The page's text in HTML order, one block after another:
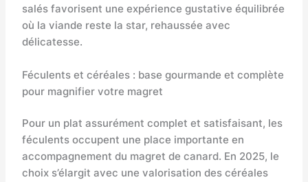
salés favorisent une expérience gustative équilibrée
où la viande reste la star, rehaussée avec
délicatesse.
Féculents et céréales : base gourmande et complète
pour magnifier votre magret
Pour un plat assurément complet et satisfaisant, les
féculents occupent une place importante en
accompagnement du magret de canard. En 2025, le
choix s’élargit avec une valorisation des céréales